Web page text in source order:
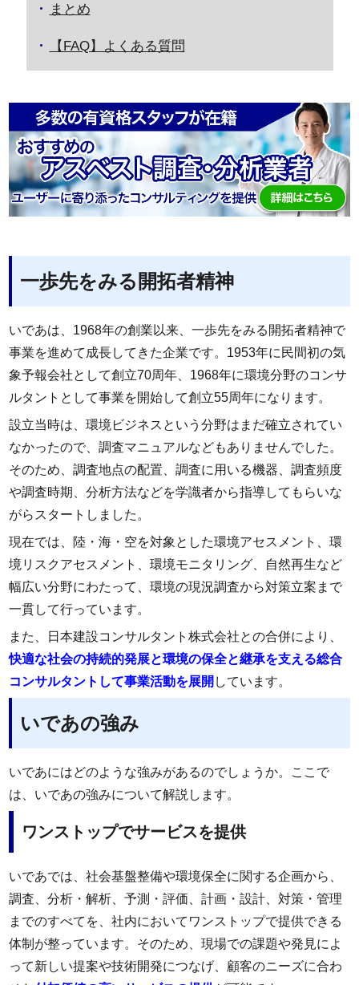
まとめ
【FAQ】よくある質問
一歩先をみる開拓者精神
いであは、1968年の創業以来、一歩先をみる開拓者精神で
事業を進めて成長してきた企業です。1953年に民間初の気
象予報会社として創立70周年、1968年に環境分野のコンサ
ルタントとして事業を開始して創立55周年になります。
設立当時は、環境ビジネスという分野はまだ確立されてい
なかったので、調査マニュアルなどもありませんでした。
そのため、調査地点の配置、調査に用いる機器、調査頻度
や調査時期、分析方法などを学識者から指導してもらいな
がらスタートしました。
現在では、陸・海・空を対象とした環境アセスメント、環
境リスクアセスメント、環境モニタリング、自然再生など
幅広い分野にわたって、環境の現況調査から対策立案まで
一貫して行っています。
また、日本建設コンサルタント株式会社との合併により、
快適な社会の持続的発展と環境の保全と継承を支える総合
コンサルタントして事業活動を展開 しています。
いであの強み
いであにはどのような強みがあるのでしょうか。ここで
は、いであの強みについて解説します。
ワンストップでサービスを提供
いであでは、社会基盤整備や環境保全に関する企画から、
調査、分析・解析、予測・評価、計画・設計、対策・管理
までのすべてを、社内においてワンストップで提供できる
体制が整っています。そのため、現場での課題や発見によ
って新しい提案や技術開発につなげ、顧客のニーズに合わ